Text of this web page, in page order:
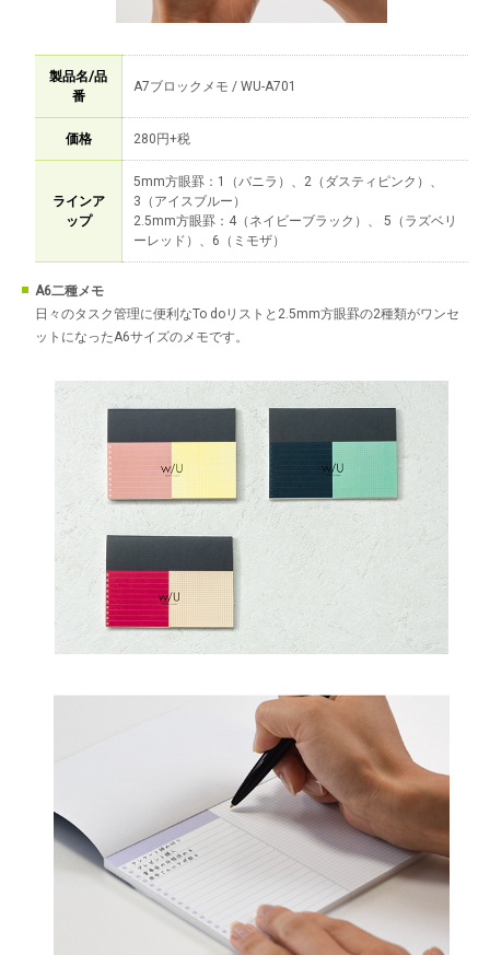
製品名/品
番
A7ブロックメモ / WU-A701
価格 280円+税
ラインア
ップ
5mm方眼罫：1（バニラ）、2（ダスティピンク）、
3（アイスブルー）
2.5mm方眼罫：4（ネイビーブラック）、 5（ラズベリ
ーレッド）、6（ミモザ）
A6二種メモ
日々のタスク管理に便利なTo doリストと2.5mm方眼罫の2種類がワンセ
ットになったA6サイズのメモです。